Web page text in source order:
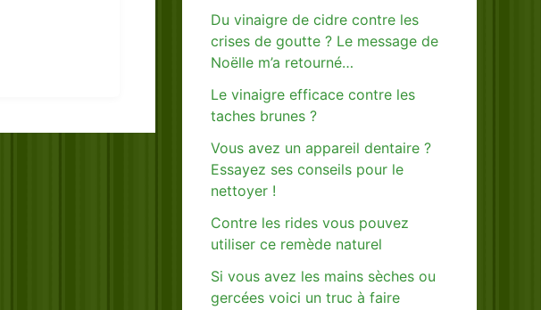
Du vinaigre de cidre contre les
crises de goutte ? Le message de
Noëlle m’a retourné…
Le vinaigre efficace contre les
taches brunes ?
Vous avez un appareil dentaire ?
Essayez ses conseils pour le
nettoyer !
Contre les rides vous pouvez
utiliser ce remède naturel
Si vous avez les mains sèches ou
gercées voici un truc à faire